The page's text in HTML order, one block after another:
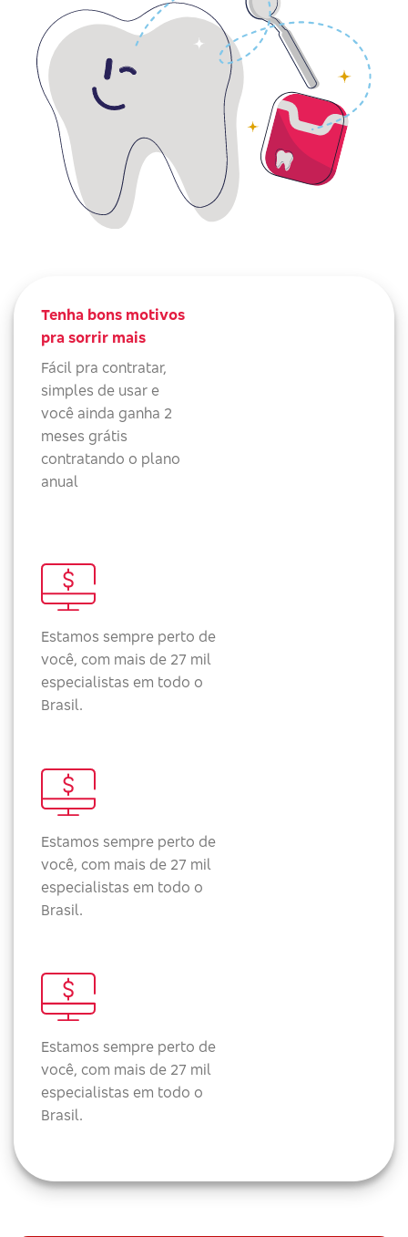
Tenha bons motivos
pra sorrir mais
Fácil pra contratar,
simples de usar e
você ainda ganha 2
meses grátis
contratando o plano
anual
Estamos sempre perto de
você, com mais de 27 mil
especialistas em todo o
Brasil.
Estamos sempre perto de
você, com mais de 27 mil
especialistas em todo o
Brasil.
Estamos sempre perto de
você, com mais de 27 mil
especialistas em todo o
Brasil.